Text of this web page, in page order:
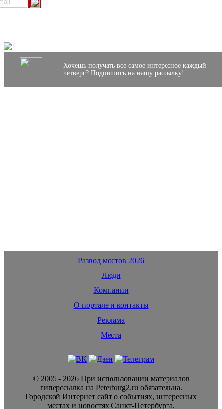
Хочешь получать все самое интересное каждый
четверг? Подпишись на нашу рассылку!
Развод мостов 2026
Люди
Компании
О портале и контакты
Реклама
Места
© 2005 - 2026 При использовании материалов
гиперссылка на Peterburg2.ru обязательна.
Городской Интернет сайт о событиях, интересных
местах и новостях Санкт-Петербурга.